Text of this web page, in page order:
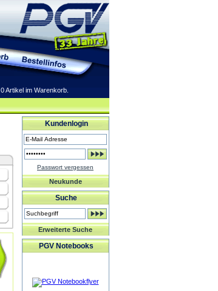
0 Artikel im Warenkorb.
Kundenlogin
Passwort vergessen
Neukunde
Suche
Erweiterte Suche
PGV Notebooks